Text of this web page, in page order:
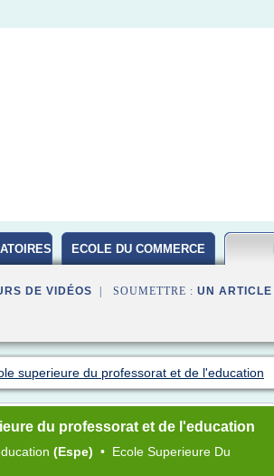
ECOLE DU COMMERCE
DE VIDÉOS | SOUMETTRE : UN ARTICLE
superieure du professorat et de l'education
du professorat et de l'education
(espe) • Ecole Superieure Du